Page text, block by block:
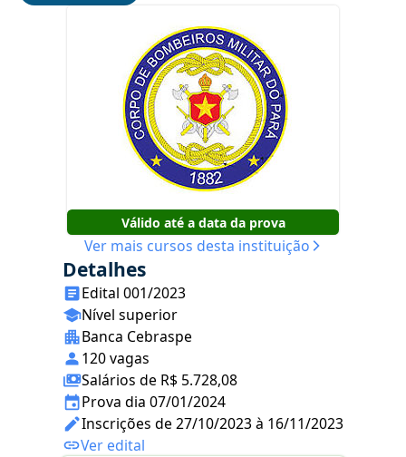
Válido até a data da prova
Ver mais cursos desta instituição
Detalhes
Edital 001/2023
Nível superior
Banca Cebraspe
120 vagas
Salários de R$ 5.728,08
Prova dia 07/01/2024
Inscrições de 27/10/2023 à 16/11/2023
Ver edital